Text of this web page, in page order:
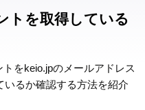
トを取得している
をkeio.jpのメールアドレス
いるか確認する方法を紹介